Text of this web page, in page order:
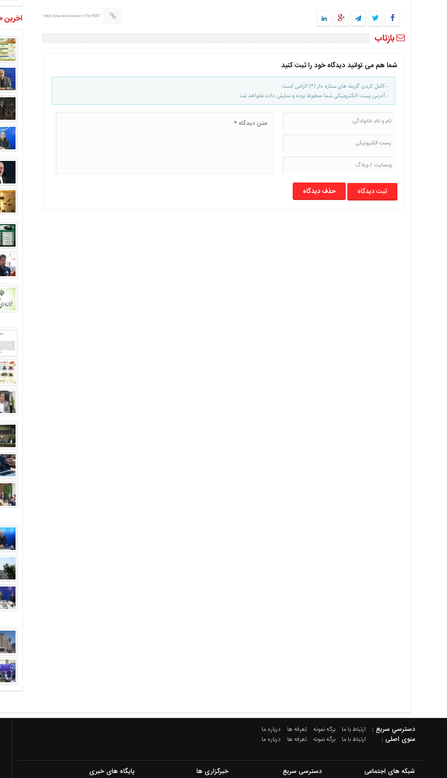
https://pejvakelorestan.ir/?p=9007
بازتاب
شما هم می توانید دیدگاه خود را ثبت کنید
- کامل کردن گزینه های ستاره دار (*) الزامی است
- آدرس پست الکترونیکی شما محفوظ بوده و نمایش داده نخواهد شد
حذف دیدگاه
آخرین
دسترسي سريع : ارتباط با ما برگه نمونه تعرفه ها درباره ما
منوی اصلی : ارتباط با ما برگه نمونه تعرفه ها درباره ما
شبکه های اجتماعی دسترسی سریع خبرگزاری ها پایگاه های خبری